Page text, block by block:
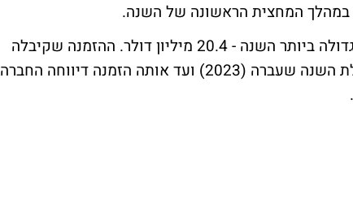
המחצית הראשונה של השנה.
רק לפני כחודש דיווחה החברה על ההזמנה הגדולה ביותר השנה - 20.4 מיליון דולר. ההזמנה שקיבלה
תסופק על פני תקופה של 3 שנים, כשמתחילת השנה שעברה (2023) ועד אותה הזמנה דיווחה החברה